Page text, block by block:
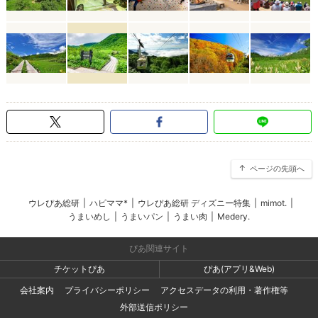
ページの先頭へ
ウレぴあ総研 ハピママ* ウレぴあ総研 ディズニー特集 mimot.
うまいめし
うまいパン うまい肉 Medery.
ぴあ関連サイト
チケットぴあ
ぴあ(アプリ&Web)
会社案内
プライバシーポリシー
アクセスデータの利用・著作権等
外部送信ポリシー